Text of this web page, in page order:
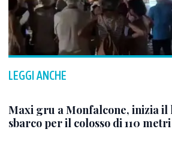
LEGGI ANCHE
Maxi gru a Monfalcone, inizia il
sbarco per il colosso di 110 metri